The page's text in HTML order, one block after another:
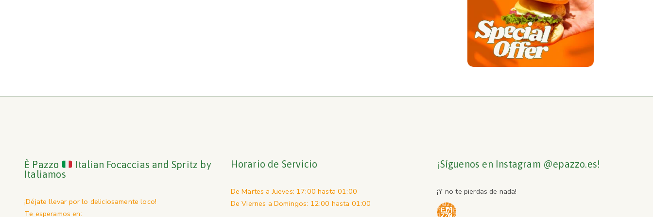
È Pazzo
Italian Focaccias and Spritz by
Italiamos
¡Déjate llevar por lo deliciosamente loco!
Te esperamos en:
Horario de Servicio
De Martes a Jueves: 17:00 hasta 01:00
De Viernes a Domingos: 12:00 hasta 01:00
¡Síguenos en Instagram @epazzo.es!
¡Y no te pierdas de nada!